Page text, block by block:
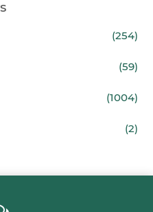
(254)
(59)
(1004)
(2)